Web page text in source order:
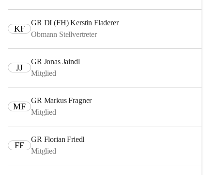
KF
GR DI (FH) Kerstin Fladerer
Obmann Stellvertreter
JJ
GR Jonas Jaindl
Mitglied
MF
GR Markus Fragner
Mitglied
FF
GR Florian Friedl
Mitglied